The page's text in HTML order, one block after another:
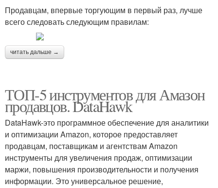
Продавцам, впервые торгующим в первый раз, лучше
всего следовать следующим правилам:
читать дальше →
ТОП-5 инструментов для Амазон
продавцов. DataHawk
DataHawk-это программное обеспечение для аналитики
и оптимизации Amazon, которое предоставляет
продавцам, поставщикам и агентствам Amazon
инструменты для увеличения продаж, оптимизации
маржи, повышения производительности и получения
информации. Это универсальное решение,